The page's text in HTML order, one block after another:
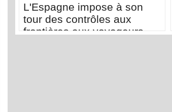
L'Espagne impose à son
tour des contrôles aux
frontières aux voyageurs